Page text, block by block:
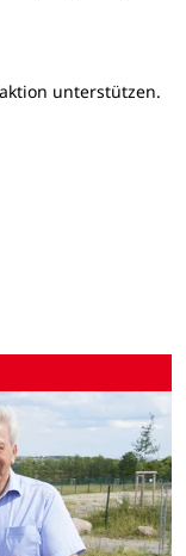
unterstützen.